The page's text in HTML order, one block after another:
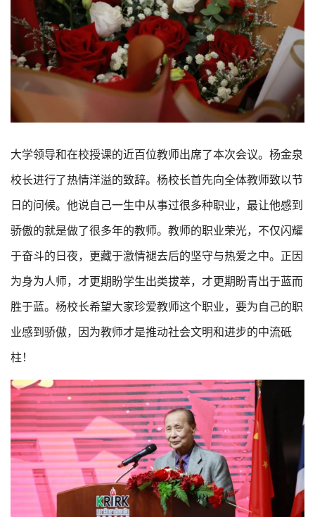
大学领导和在校授课的近百位教师出席了本次会议。杨金泉
校长进行了热情洋溢的致辞。杨校长首先向全体教师致以节
日的问候。他说自己一生中从事过很多种职业，最让他感到
骄傲的就是做了很多年的教师。教师的职业荣光，不仅闪耀
于奋斗的日夜，更藏于激情褪去后的坚守与热爱之中。正因
为身为人师，才更期盼学生出类拔萃，才更期盼青出于蓝而
胜于蓝。杨校长希望大家珍爱教师这个职业，要为自己的职
业感到骄傲，因为教师才是推动社会文明和进步的中流砥
柱！